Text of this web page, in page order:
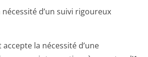
nécessité d’un suivi rigoureux
accepte la nécessité d’une